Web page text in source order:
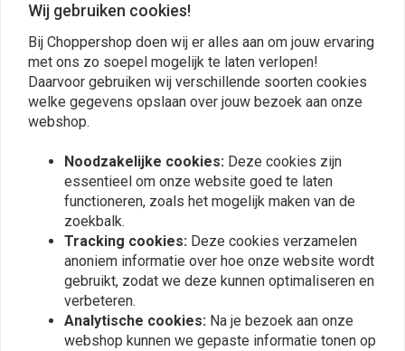
Kan worden gedragen met een By City jas voor extra warmte
Winddicht en ademend voor meer comfort
Specificaties:
Kleur:Zwart
Elastisch taillemateriaal zorgt voor een perfecte pasvorm
Voorzien van twee buitenzakken en twee binnenzakken
Inclusief tas om gemakkelijk mee te nemen
Reviews
Plaats ook een review
Wij gebruiken cookies!
Bij Choppershop doen wij er alles aan om jouw ervaring
met ons zo soepel mogelijk te laten verlopen!
Daarvoor gebruiken wij verschillende soorten cookies
welke gegevens opslaan over jouw bezoek aan onze
webshop.
Noodzakelijke cookies: Deze cookies zijn
essentieel om onze website goed te laten
functioneren, zoals het mogelijk maken van de
zoekbalk.
Tracking cookies: Deze cookies verzamelen
anoniem informatie over hoe onze website wordt
gebruikt, zodat we deze kunnen optimaliseren en
verbeteren.
Analytische cookies: Na je bezoek aan onze
webshop kunnen we gepaste informatie tonen op